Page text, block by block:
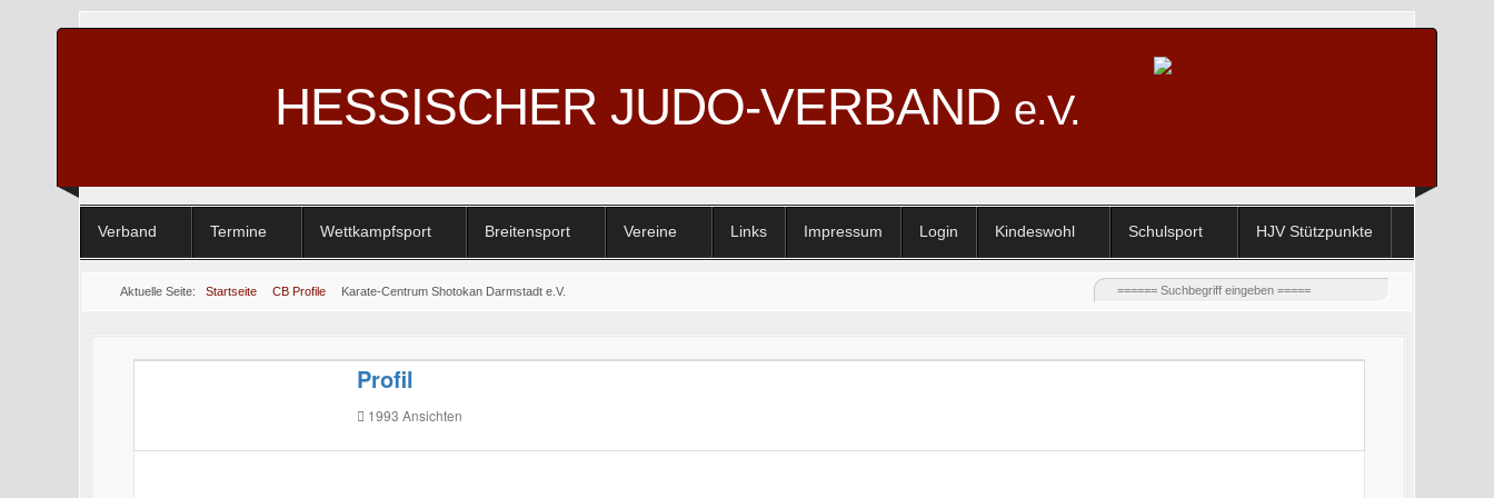
HESSISCHER JUDO-VERBAND e.V.
Verband Termine Wettkampfsport Breitensport Vereine Links Impressum Login Kindeswohl Schulsport HJV Stützpunkte
Aktuelle Seite:Startseite CB Profile Karate-Centrum Shotokan Darmstadt e.V.
Profil
Ansichten
1993